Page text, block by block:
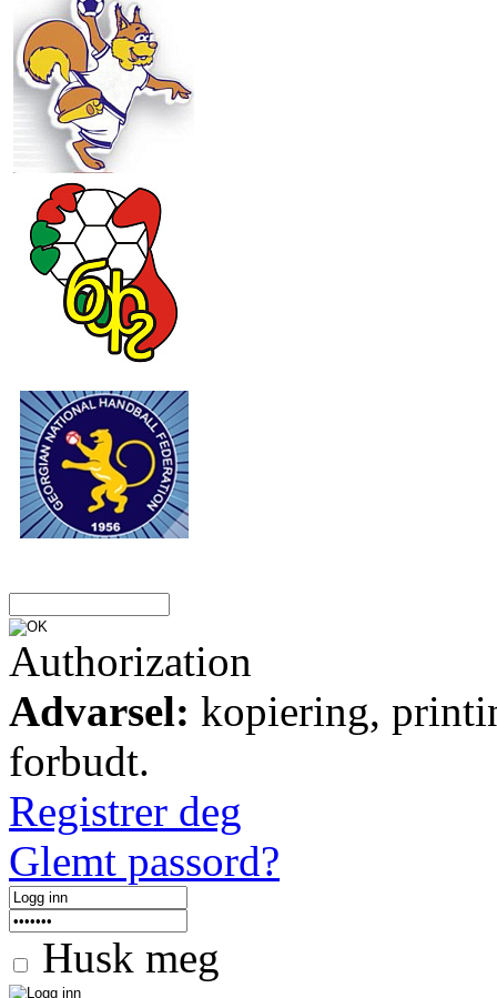
Authorization
Advarsel: kopiering,
forbudt.
Registrer deg
Glemt passord?
Husk meg